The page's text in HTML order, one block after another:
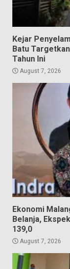
Kejar
Batu
Tahun Ini
August 7, 2026
Ekonomi
Belanja,
139,0
August 7, 2026